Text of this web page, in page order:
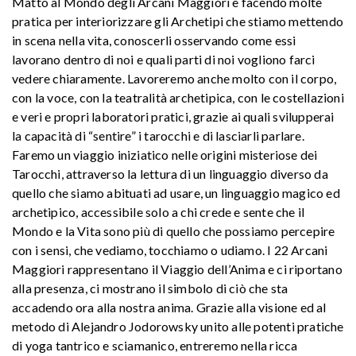
pratica per interiorizzare gli Archetipi che stiamo mettendo
in scena nella vita, conoscerli osservando come essi
lavorano dentro di noi e quali parti di noi vogliono farci
vedere chiaramente. Lavoreremo anche molto con il corpo,
con la voce, con la teatralità archetipica, con le costellazioni
e veri e propri laboratori pratici, grazie ai quali svilupperai
la capacità di “sentire” i tarocchi e di lasciarli parlare.
Faremo un viaggio iniziatico nelle origini misteriose dei
Tarocchi, attraverso la lettura di un linguaggio diverso da
quello che siamo abituati ad usare, un linguaggio magico ed
archetipico, accessibile solo a chi crede e sente che il
Mondo e la Vita sono più di quello che possiamo percepire
con i sensi, che vediamo, tocchiamo o udiamo. I 22 Arcani
Maggiori rappresentano il Viaggio dell’Anima e ci riportano
alla presenza, ci mostrano il simbolo di ciò che sta
accadendo ora alla nostra anima. Grazie alla visione ed al
metodo di Alejandro Jodorowsky unito alle potenti pratiche
di yoga tantrico e sciamanico, entreremo nella ricca